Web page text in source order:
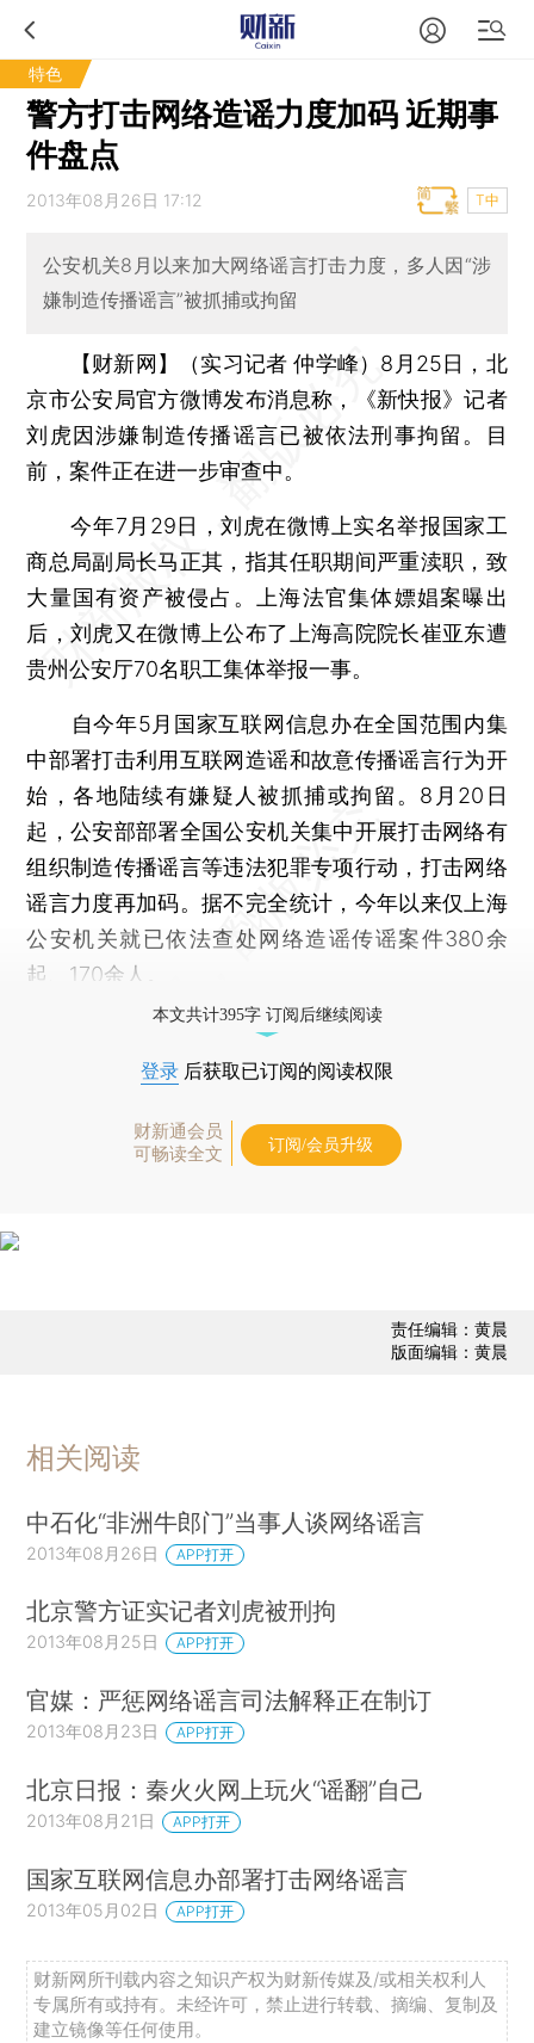
特色
警方打击网络造谣力度加码 近期事
件盘点
2013年08月26日 17:12 T中
公安机关8月以来加大网络谣言打击力度，多人因“涉
嫌制造传播谣言”被抓捕或拘留
【财新网】（实习记者 仲学峰） 8月25日，北
京市公安局官方微博发布消息称，《新快报》记者
刘虎因涉嫌制造传播谣言已被依法刑事拘留。目
前，案件正在进一步审查中。
今年7月29日，刘虎在微博上实名举报国家工
商总局副局长马正其，指其任职期间严重渎职，致
大量国有资产被侵占。上海法官集体嫖娼案曝出
后，刘虎又在微博上公布了上海高院院长崔亚东遭
贵州公安厅70名职工集体举报一事。
自今年5月国家互联网信息办在全国范围内集
中部署打击利用互联网造谣和故意传播谣言行为开
始，各地陆续有嫌疑人被抓捕或拘留。8月20日
起，公安部部署全国公安机关集中开展打击网络有
组织制造传播谣言等违法犯罪专项行动，打击网络
谣言力度再加码。据不完全统计，今年以来仅上海
公安机关就已依法查处网络造谣传谣案件380余
起、170余人。
本文共计395字 订阅后继续阅读
登录 后获取已订阅的阅读权限
财新通会员
可畅读全文
订阅/会员升级
责任编辑：黄晨
版面编辑：黄晨
相关阅读
中石化“非洲牛郎门”当事人谈网络谣言
2013年08月26日 APP打开
北京警方证实记者刘虎被刑拘
2013年08月25日 APP打开
官媒：严惩网络谣言司法解释正在制订
2013年08月23日 APP打开
北京日报：秦火火网上玩火“谣翻”自己
2013年08月21日 APP打开
国家互联网信息办部署打击网络谣言
2013年05月02日 APP打开
财新网所刊载内容之知识产权为财新传媒及/或相关权利人
专属所有或持有。未经许可，禁止进行转载、摘编、复制及
建立镜像等任何使用。